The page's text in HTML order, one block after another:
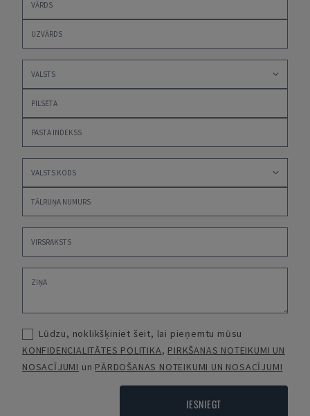
Lūdzu, noklikšķiniet šeit, lai pieņemtu mūsu
KONFIDENCIALITĀTES POLITIKA, PIRKŠANAS NOTEIKUMI UN
NOSACĪJUMI un PĀRDOŠANAS NOTEIKUMI UN NOSACĪJUMI
IESNIEGT